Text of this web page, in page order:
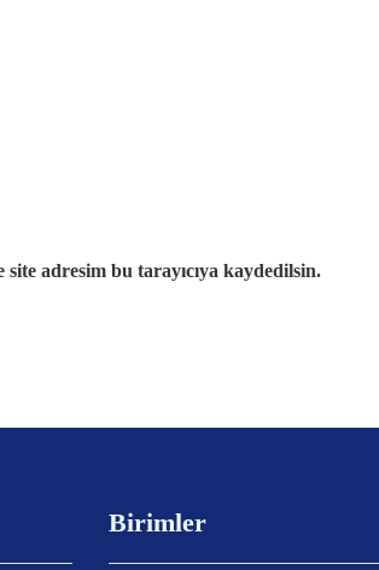
adresim bu tarayıcıya kaydedilsin.
Birimler